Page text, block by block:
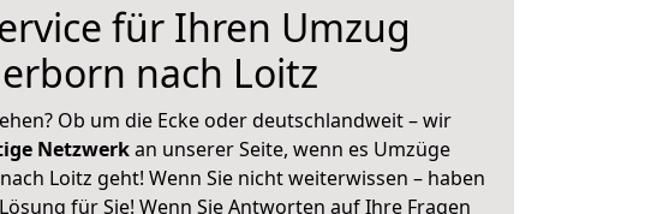
für Ihren Umzug
nach Loitz
Ob um die Ecke oder deutschlandweit – wir
Netzwerkan unserer Seite, wenn es Umzüge
Loitz geht! Wenn Sie nicht weiterwissen – haben
für Sie! Wenn Sie Antworten auf Ihre Fragen